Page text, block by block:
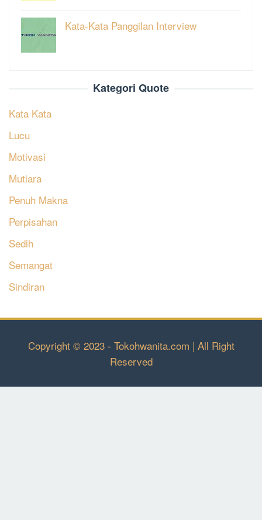
Kata-Kata Panggilan Interview
Kategori Quote
Kata Kata
Lucu
Motivasi
Mutiara
Penuh Makna
Perpisahan
Sedih
Semangat
Sindiran
Copyright © 2023 - Tokohwanita.com | All Right
Reserved